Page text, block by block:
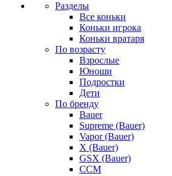
Разделы
Все коньки
Коньки игрока
Коньки вратаря
По возрасту
Взрослые
Юноши
Подростки
Дети
По бренду
Bauer
Supreme (Bauer)
Vapor (Bauer)
X (Bauer)
GSX (Bauer)
CCM